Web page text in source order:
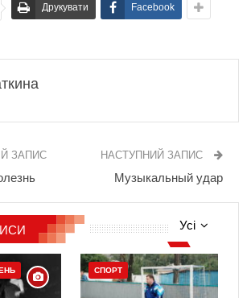
Друкувати Facebook
ЗАПИС НАСТУПНИЙ ЗАПИС
Музыкальный удар
Усі
СПОРТ